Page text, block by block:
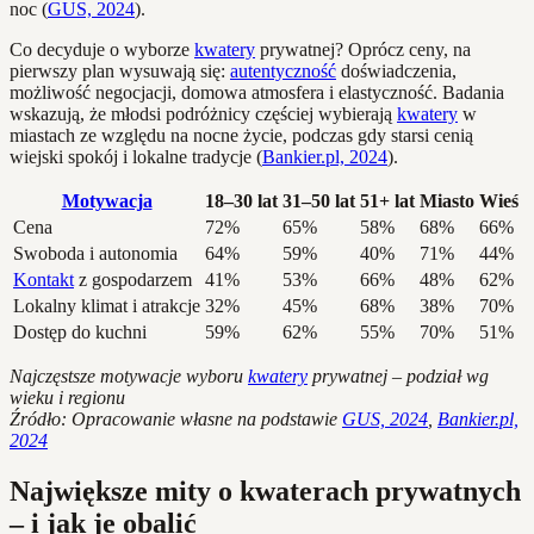
noc (GUS, 2024).
Co decyduje o wyborze kwatery prywatnej? Oprócz ceny, na
pierwszy plan wysuwają się: autentyczność doświadczenia,
możliwość negocjacji, domowa atmosfera i elastyczność. Badania
wskazują, że młodsi podróżnicy częściej wybierają kwatery w
miastach ze względu na nocne życie, podczas gdy starsi cenią
wiejski spokój i lokalne tradycje (Bankier.pl, 2024).
Motywacja 18–30 lat 31–50 lat 51+ lat Miasto Wieś
Cena
72% 65% 58% 68%
66%
Swoboda i autonomia
64% 59% 40% 71%
44%
Kontakt z gospodarzem 41% 53% 66% 48%
62%
Lokalny klimat i atrakcje 32% 45% 68% 38%
70%
Dostęp do kuchni
59% 62% 55% 70% 51%
Najczęstsze motywacje wyboru kwatery prywatnej – podział wg
wieku i regionu
Źródło: Opracowanie własne na podstawie GUS, 2024 Bankier.pl,
2024
Największe mity o kwaterach prywatnych
– i jak je obalić